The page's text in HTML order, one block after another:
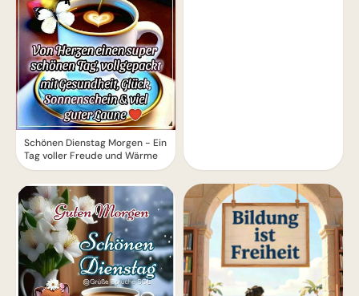
Schönen Dienstag Morgen - Ein
Tag voller Freude und Wärme